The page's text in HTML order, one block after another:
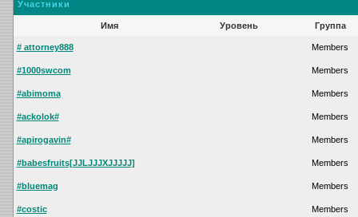
Участники
Имя Уровень Группа
# attorney888 Members
#1000swcom Members
#abimoma Members
#ackolok# Members
#apirogavin# Members
#babesfruits[JJLJJJXJJJJJ] Members
#bluemag Members
#costic Members